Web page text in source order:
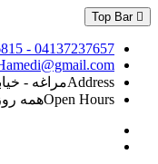
Skip
to
content
Top Bar
- 04137237657
Addressمراغه -
Open Hoursهمه روزه